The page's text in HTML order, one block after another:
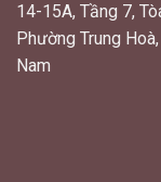
14-15A, Tầng 7,
Phường Trung
Nam